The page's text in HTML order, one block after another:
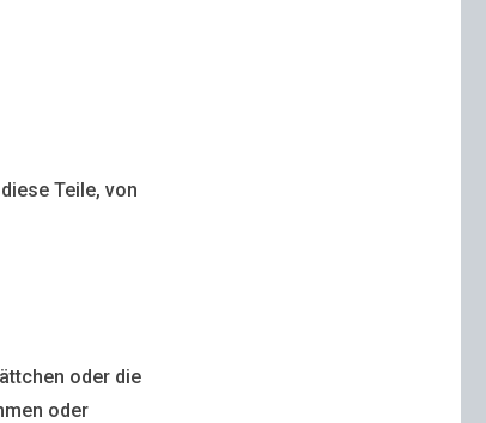
Teile, von
oder die
oder